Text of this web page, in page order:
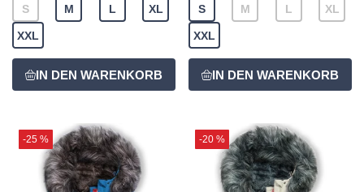
S M L XL
XXL
S M L XL
XXL
-25 % -20 %